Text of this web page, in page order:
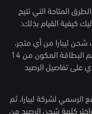
المتاحة التي تتيح
كيفية القيام بذلك:
ليبارا من أي متجر،
ثم قم بإدخال الرمز، ثم قم بالاتصال على 000، وأدخل رقم البطاقة المكون من 14
على تفاصيل الرصيد
الرسمي لشركة ليبارا، ثم
كلمة شحن الرصيد من